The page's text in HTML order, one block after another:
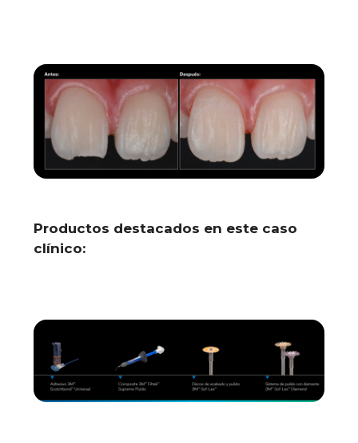
Productos destacados en este caso
clínico: